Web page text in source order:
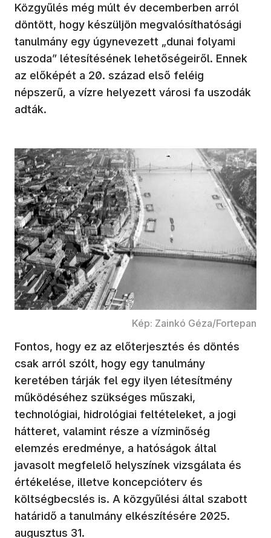
Közgyűlés még múlt év decemberben arról
döntött, hogy készüljön megvalósíthatósági
tanulmány egy úgynevezett „dunai folyami
uszoda” létesítésének lehetőségeiről. Ennek
az előképét a 20. század első feléig
népszerű, a vízre helyezett városi fa uszodák
adták.
Kép: Zainkó Géza/Fortepan
Fontos, hogy ez az előterjesztés és döntés
csak arról szólt, hogy egy tanulmány
keretében tárják fel egy ilyen létesítmény
működéséhez szükséges műszaki,
technológiai, hidrológiai feltételeket, a jogi
hátteret, valamint része a vízminőség
elemzés eredménye, a hatóságok által
javasolt megfelelő helyszínek vizsgálata és
értékelése, illetve koncepcióterv és
költségbecslés is. A közgyűlési által szabott
határidő a tanulmány elkészítésére 2025.
augusztus 31.